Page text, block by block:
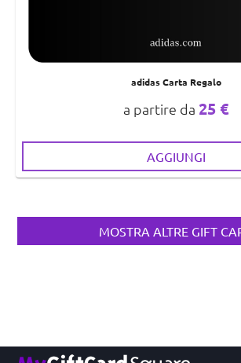
adidas Carta Regalo
a partire da 25 €
AGGIUNGI
MOSTRA ALTRE GIFT